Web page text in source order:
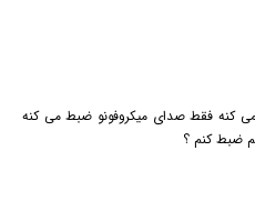
کنه فقط صدای میکروفونو ضبط می کنه
ضبط کنم ؟